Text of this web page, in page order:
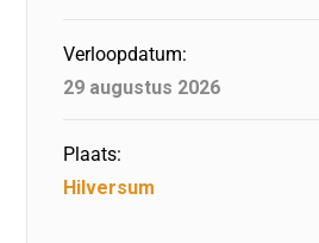
Verloopdatum:
29 augustus 2026
Plaats:
Hilversum